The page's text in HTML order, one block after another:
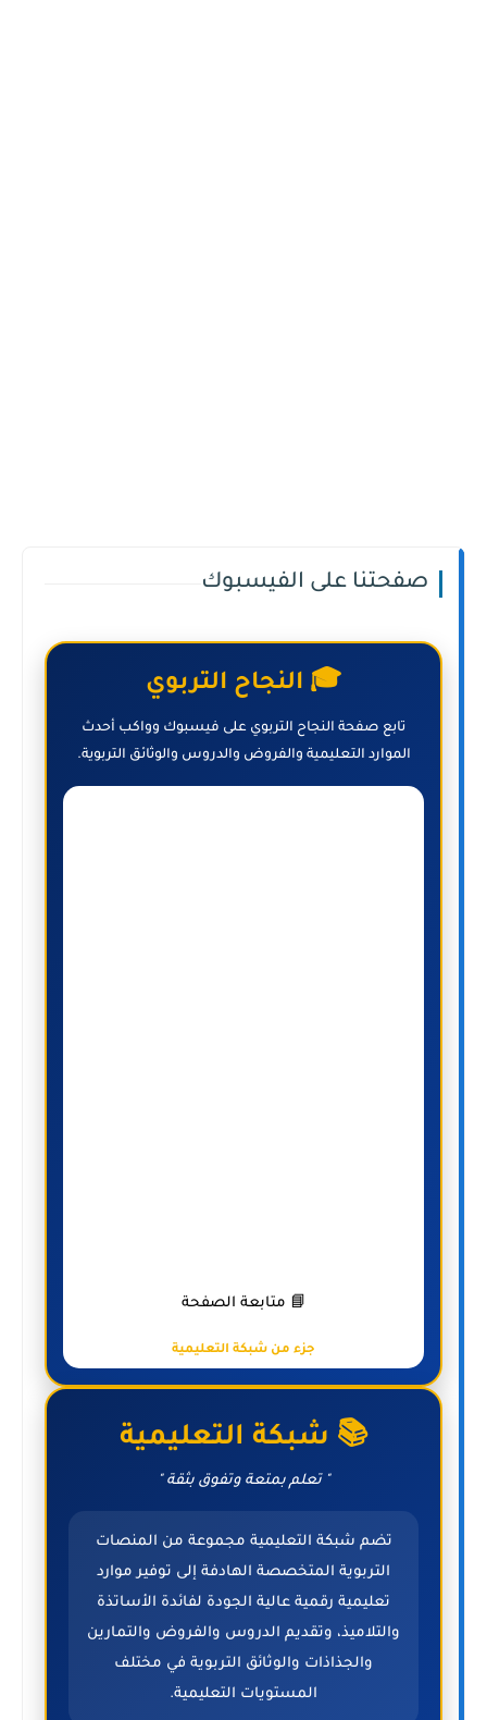
صفحتنا على الفيسبوك
🎓 النجاح التربوي
تابع صفحة النجاح التربوي على فيسبوك وواكب أحدث
الموارد التعليمية والفروض والدروس والوثائق التربوية.
📘 متابعة الصفحة
جزء من شبكة التعليمية
📚 شبكة التعليمية
" تعلم بمتعة وتفوق بثقة "
تضم شبكة التعليمية مجموعة من المنصات
التربوية المتخصصة الهادفة إلى توفير موارد
تعليمية رقمية عالية الجودة لفائدة الأساتذة
والتلاميذ، وتقديم الدروس والفروض والتمارين
والجذاذات والوثائق التربوية في مختلف
المستويات التعليمية.